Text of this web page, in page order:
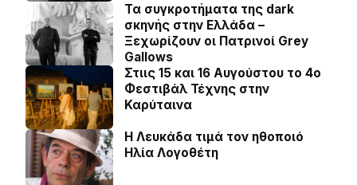
Τα συγκροτήματα της dark
σκηνής στην Ελλάδα –
Ξεχωρίζουν οι Πατρινοί Grey
Gallows
Στιις 15 και 16 Αυγούστου το 4ο
Φεστιβάλ Τέχνης στην
Καρύταινα
Η Λευκάδα τιμά τον ηθοποιό
Ηλία Λογοθέτη